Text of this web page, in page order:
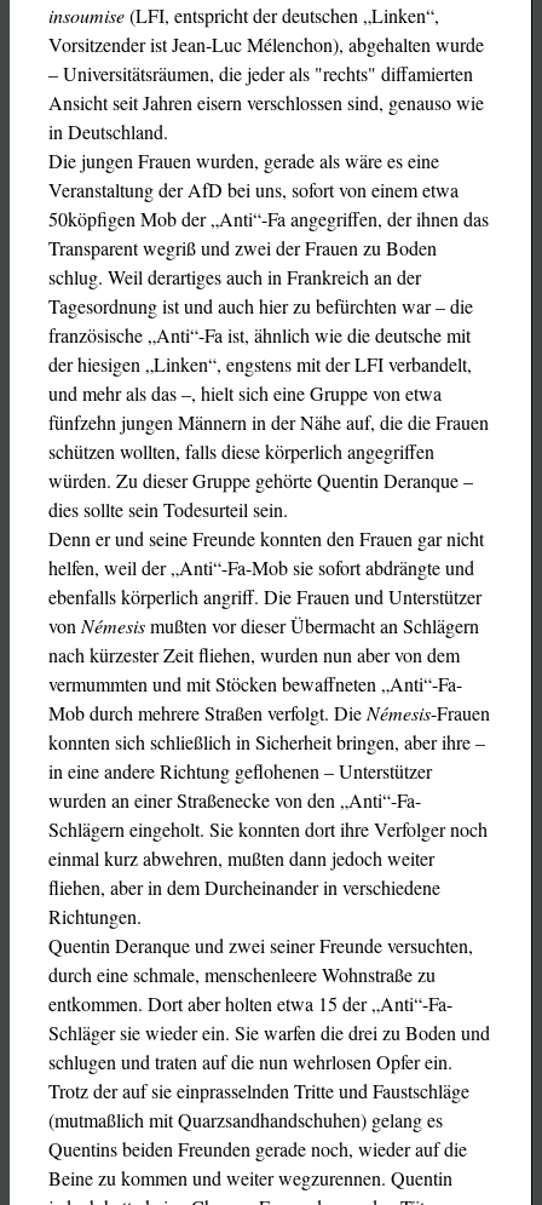
insoumise(LFI, entspricht der deutschen „Linken“,
Vorsitzender ist Jean-Luc Mélenchon), abgehalten wurde
– Universitätsräumen, die jeder als "rechts" diffamierten
Ansicht seit Jahren eisern verschlossen sind, genauso wie
in Deutschland.
Die jungen Frauen wurden, gerade als wäre es eine
Veranstaltung der AfD bei uns, sofort von einem etwa
50köpfigen Mob der „Anti“-Fa angegriffen, der ihnen das
Transparent wegriß und zwei der Frauen zu Boden
schlug. Weil derartiges auch in Frankreich an der
Tagesordnung ist und auch hier zu befürchten war – die
französische „Anti“-Fa ist, ähnlich wie die deutsche mit
der hiesigen „Linken“, engstens mit der LFI verbandelt,
und mehr als das­­ ­–, hielt sich eine Gruppe von etwa
fünfzehn jungen Männern in der Nähe auf, die die Frauen
schützen wollten, falls diese körperlich angegriffen
würden. Zu dieser Gruppe gehörte Quentin Deranque –
dies sollte sein Todesurteil sein.
Denn er und seine Freunde konnten den Frauen gar nicht
helfen, weil der „Anti“-Fa-Mob sie sofort abdrängte und
ebenfalls körperlich angriff. Die Frauen und Unterstützer
von Némesismußten vor dieser Übermacht an Schlägern
nach kürzester Zeit fliehen, wurden nun aber von dem
vermummten und mit Stöcken bewaffneten „Anti“-Fa-
Mob durch mehrere Straßen verfolgt. Die Némesis-Frauen
konnten sich schließlich in Sicherheit bringen, aber ihre –
in eine andere Richtung geflohenen – Unterstützer
wurden an einer Straßenecke von den „Anti“-Fa-
Schlägern eingeholt. Sie konnten dort ihre Verfolger noch
einmal kurz abwehren, mußten dann jedoch weiter
fliehen, aber in dem Durcheinander in verschiedene
Richtungen.
Quentin Deranque und zwei seiner Freunde versuchten,
durch eine schmale, menschenleere Wohnstraße zu
entkommen. Dort aber holten etwa 15 der „Anti“-Fa-
Schläger sie wieder ein. Sie warfen die drei zu Boden und
schlugen und traten auf die nun wehrlosen Opfer ein.
Trotz der auf sie einprasselnden Tritte und Faustschläge
(mutmaßlich mit Quarzsandhandschuhen) gelang es
Quentins beiden Freunden gerade noch, wieder auf die
Beine zu kommen und weiter wegzurennen. Quentin